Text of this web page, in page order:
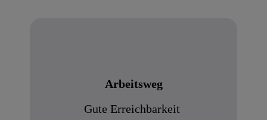
Arbeitsweg
Gute Erreichbarkeit